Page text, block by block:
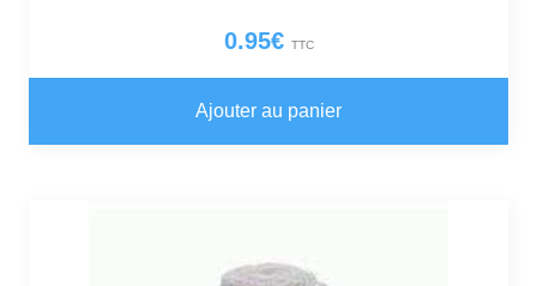
0.95€ TTC
Ajouter au panier